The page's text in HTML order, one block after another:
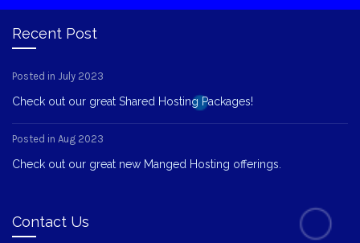
Recent Post
Posted in July 2023
Check out our great Shared Hosting Packages!
Posted in Aug 2023
Check out our great new Manged Hosting offerings.
Contact Us